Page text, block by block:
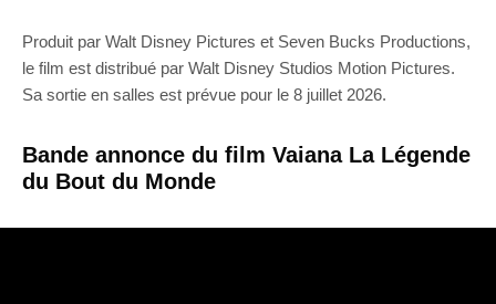
Produit par Walt Disney Pictures et Seven Bucks Productions,
le film est distribué par Walt Disney Studios Motion Pictures.
Sa sortie en salles est prévue pour le 8 juillet 2026.
Bande annonce du film Vaiana La Légende
du Bout du Monde